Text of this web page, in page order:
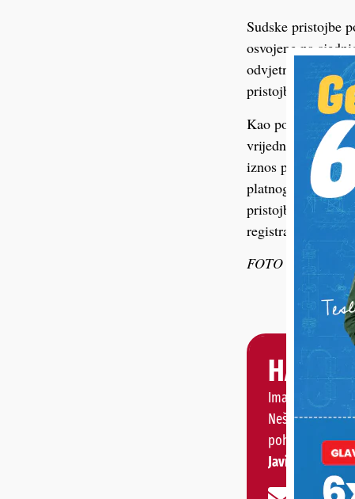
Sudske pristojbe
osvojene na
odvjetništvu. Iz
pristojbi nužno
Kao polazna
vrijednosti
iznos pristojbene
platnog naloga i
pristojbene
registra po svakoj
FOTO ilustracija
HALO,
Imate priču,
Nešto vas
pohvaliti?
Javite nam se!